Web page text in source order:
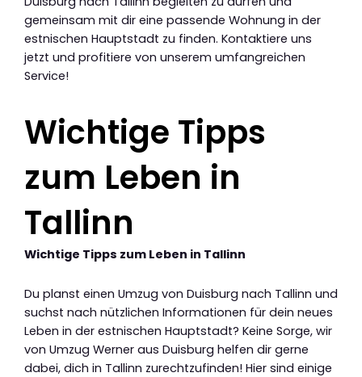
gemeinsam mit dir eine passende Wohnung in der
estnischen Hauptstadt zu finden. Kontaktiere uns
jetzt und profitiere von unserem umfangreichen
Service!
Wichtige Tipps
zum Leben in
Tallinn
Wichtige Tipps zum Leben in Tallinn
Du planst einen Umzug von Duisburg nach Tallinn und
suchst nach nützlichen Informationen für dein neues
Leben in der estnischen Hauptstadt? Keine Sorge, wir
von Umzug Werner aus Duisburg helfen dir gerne
dabei, dich in Tallinn zurechtzufinden! Hier sind einige